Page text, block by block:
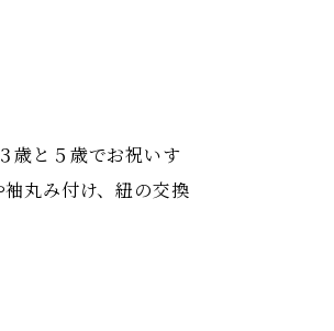
歳と５歳でお祝いす
丸み付け、紐の交換